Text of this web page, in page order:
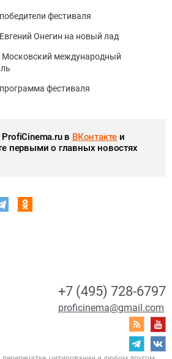
фестиваля
Онегин на новый лад
международный
фестиваля
в ВКонтакте и
первыми о главных новостях
+7 (495) 728-6797
proficinema@gmail.com